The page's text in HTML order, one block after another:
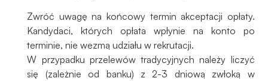
Zwróć uwagę na końcowy termin akceptacji opłaty.
Kandydaci, których opłata wpłynie na konto po
terminie, nie wezmą udziału w rekrutacji.
W przypadku przelewów tradycyjnych należy liczyć
się (zależnie od banku) z 2-3 dniową zwłoką w
Marketing
Udostępniając
swoje
zainteresowania i